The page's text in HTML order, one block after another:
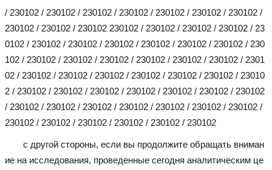
/ 230102 / 230102 / 230102 / 230102 / 230102 / 230102 / 230102 /
230102 / 230102 / 230102 230102 / 230102 / 230102 / 230102 / 23
0102 / 230102 / 230102 / 230102 / 230102 / 230102 / 230102 / 230
102 / 230102 / 230102 / 230102 / 230102 / 230102 / 230102 / 2301
02 / 230102 / 230102 / 230102 / 230102 / 230102 / 230102 / 23010
2 / 230102 / 230102 / 230102 / 230102 / 230102 / 230102 / 230102
/ 230102 / 230102 / 230102 / 230102 / 230102 / 230102 / 230102 /
230102 / 230102 / 230102 / 230102 / 230102 / 230102
с другой стороны, если вы продолжите обращать вниман
ие на исследования, проведенные сегодня аналитическим це